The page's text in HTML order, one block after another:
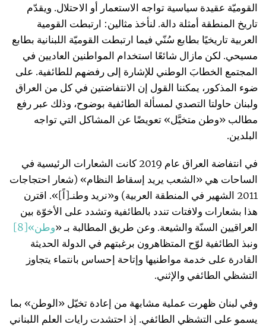
القوميّة عقيدة سياسية تواجه الاستعمار أو الاحتلال. ويقدّم
تاريخ المنطقة أمثلة دالة. لنأخذ مثالين: ارتبطت القومية
العربية تاريخيًا بطابع سُنّي فيما ارتبطت القوميّة اللبنانية بطابع
مسيحي. لكن مازال شائعًا استخدام المواطنين العاديين في
المجتمع الخطابَ الوطني للإشارة إلى رفضهم للطائفية. على
ضوء المذكور، يمكننا القول إن الانتفاضتين في كل من العراق
ولبنان حاولتا التصدي لمسألة الطائفية بوضوح، وذلك عبر رفع
مطالب «وطن متخيَّل» تعويضًا عن المشاكل التي تواجه
البلدين.
في انتفاضة العراق عام 2019 كانت الشعارات الرئيسية في
الساحات هي «الشعب يريد إسقاط النظام» (شعار احتجاجات
2011 الشهير في المنطقة العربية) و«نريد وطنـ[اً]». اقترن
هذا بشعارات ولافتات تندد بالطائفية وتشدد على الأخوّة بين
العراقيين السنّة والشيعة. وعن طريق المطالبة بـ «وطن»[8]
ونبذ الطائفية لوّح المتظاهرون برغبتهم في الدولة الحديثة
القادرة على خدمة مواطنيها وإتاحة إحساس بانتماء يتجاوز
التشظي الطائفي والإثني.
وفي لبنان ظهرت عملية مشابهة من إعادة تخيّل «الوطن» بما
يسمو على التشظي الطائفي. إذ احتشدت رايات العلم اللبناني